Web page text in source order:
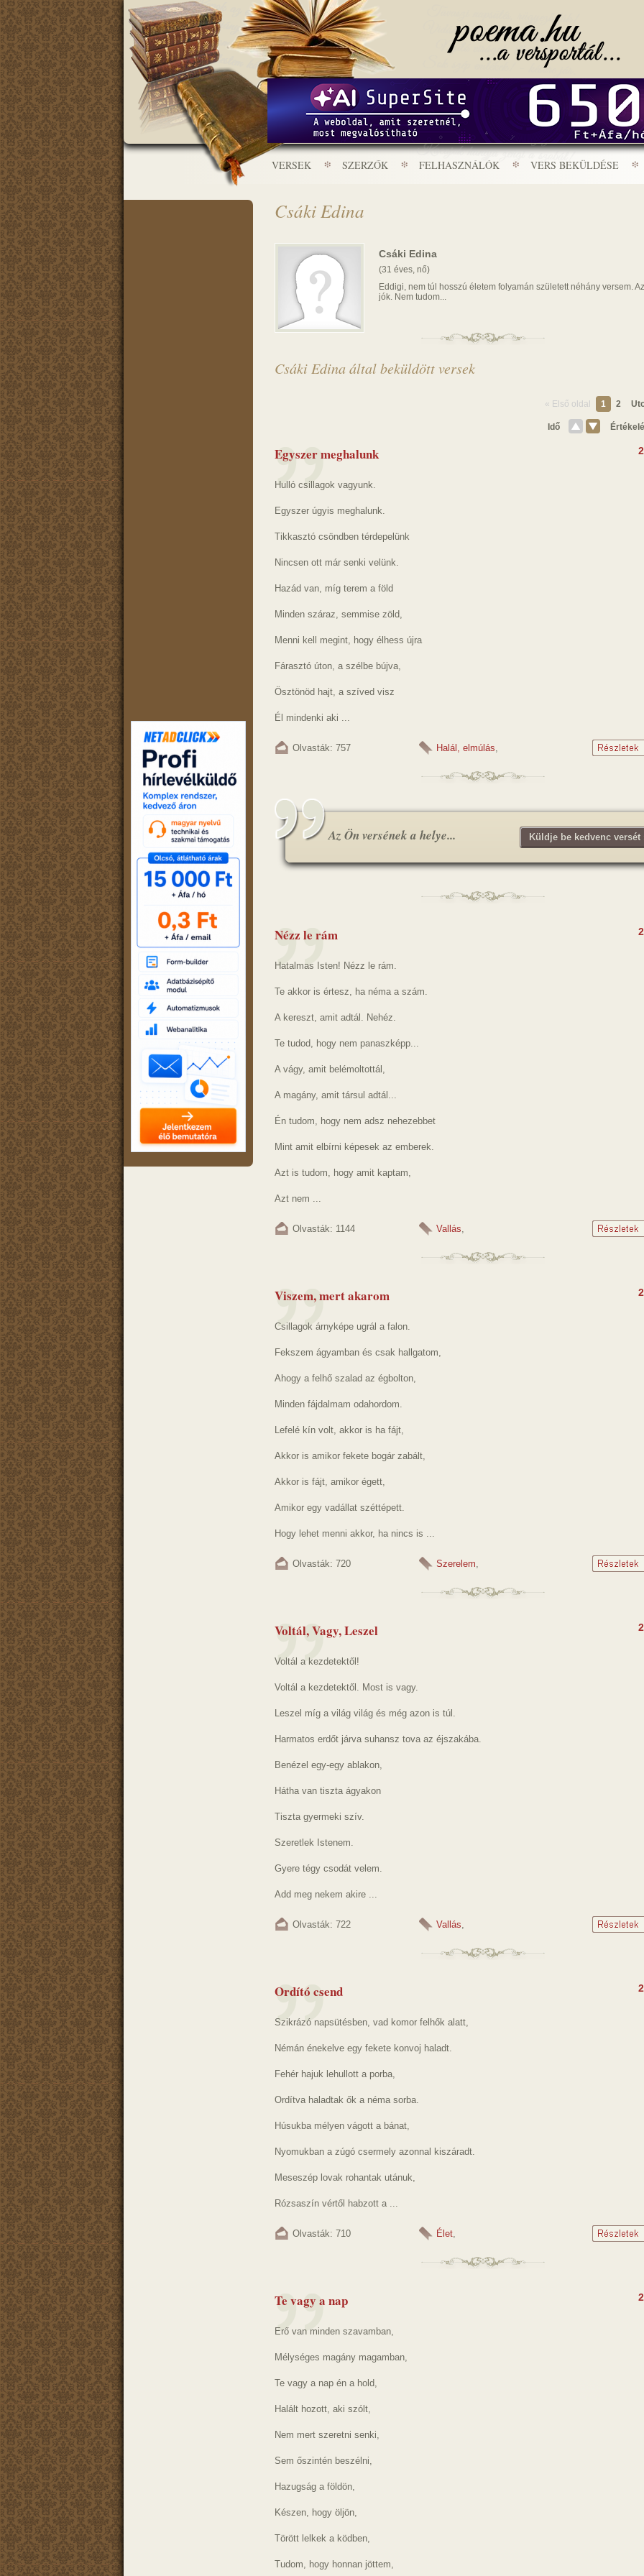
VERSEK SZERZŐK FELHASZNÁLÓK VERS BEKÜLDÉSE
Csáki Edina
Csáki Edina
(31 éves, nő)
Eddigi, nem túl hosszú életem folyamán született néhány versem.
jók. Nem tudom...
Csáki Edina által beküldött versek
« Első oldal 1 2
Idő
Egyszer meghalunk
Hulló csillagok vagyunk.
Egyszer úgyis meghalunk.
Tikkasztó csöndben térdepelünk
Nincsen ott már senki velünk.
Hazád van, míg terem a föld
Minden száraz, semmise zöld,
Menni kell megint, hogy élhess újra
Fárasztó úton, a szélbe bújva,
Ösztönöd hajt, a szíved visz
Él mindenki aki ...
Olvasták: 757 Halál, elmúlás,
Az Ön versének a helye... Küldje be kedvenc versét
Nézz le rám
Hatalmas Isten! Nézz le rám.
Te akkor is értesz, ha néma a szám.
A kereszt, amit adtál. Nehéz.
Te tudod, hogy nem panaszképp...
A vágy, amit belémoltottál,
A magány, amit társul adtál...
Én tudom, hogy nem adsz nehezebbet
Mint amit elbírni képesek az emberek.
Azt is tudom, hogy amit kaptam,
Azt nem ...
Olvasták: 1144 Vallás,
Viszem, mert akarom
Csillagok árnyképe ugrál a falon.
Fekszem ágyamban és csak hallgatom,
Ahogy a felhő szalad az égbolton,
Minden fájdalmam odahordom.
Lefelé kín volt, akkor is ha fájt,
Akkor is amikor fekete bogár zabált,
Akkor is fájt, amikor égett,
Amikor egy vadállat széttépett.
Hogy lehet menni akkor, ha nincs is ...
Olvasták: 720 Szerelem,
Voltál, Vagy, Leszel
Voltál a kezdetektől!
Voltál a kezdetektől. Most is vagy.
Leszel míg a világ világ és még azon is túl.
Harmatos erdőt járva suhansz tova az éjszakába.
Benézel egy-egy ablakon,
Hátha van tiszta ágyakon
Tiszta gyermeki szív.
Szeretlek Istenem.
Gyere tégy csodát velem.
Add meg nekem akire ...
Olvasták: 722 Vallás,
Ordító csend
Szikrázó napsütésben, vad komor felhők alatt,
Némán énekelve egy fekete konvoj haladt.
Fehér hajuk lehullott a porba,
Ordítva haladtak ők a néma sorba.
Húsukba mélyen vágott a bánat,
Nyomukban a zúgó csermely azonnal kiszáradt.
Meseszép lovak rohantak utánuk,
Rózsaszín vértől habzott a ...
Olvasták: 710 Élet,
Te vagy a nap
Erő van minden szavamban,
Mélységes magány magamban,
Te vagy a nap én a hold,
Halált hozott, aki szólt,
Nem mert szeretni senki,
Sem őszintén beszélni,
Hazugság a földön,
Készen, hogy öljön,
Törött lelkek a ködben,
Tudom, hogy honnan jöttem,